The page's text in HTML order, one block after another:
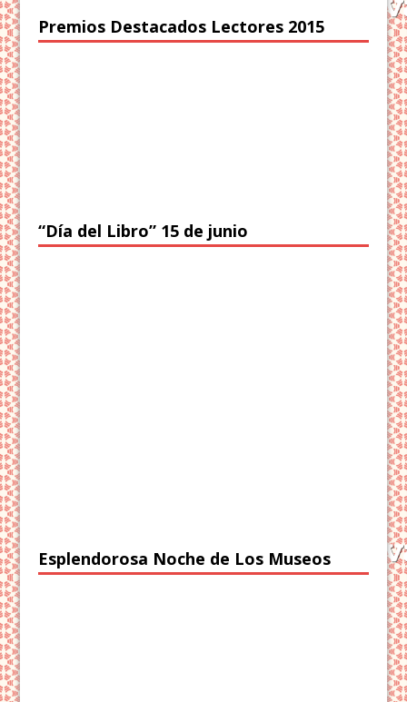
Premios Destacados Lectores 2015
“Día del Libro” 15 de junio
Esplendorosa Noche de Los Museos